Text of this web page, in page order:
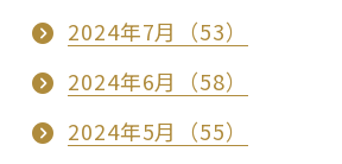
2024年7月（53）
2024年6月（58）
2024年5月（55）